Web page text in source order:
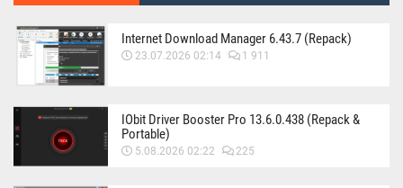
Internet Download Manager 6.43.7 (Repack)
23.07.2026 02:14 1 911
IObit Driver Booster Pro 13.6.0.438 (Repack &
Portable)
5.08.2026 02:22 225